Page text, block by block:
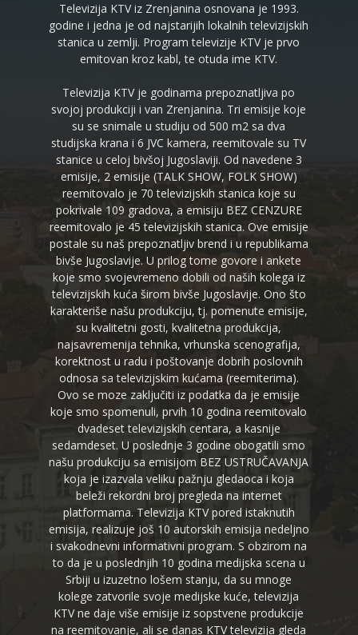
Televizija KTV iz Zrenjanina osnovana je 1993.
godine i jedna je od najstarijih lokalnih televizijskih
stanica u zemlji. Program televizije KTV je prvo
emitovan kroz kabl, te otuda ime KTV.
Televizija KTV je godinama prepoznatljiva po
svojoj produkciji i van Zrenjanina. Tri emisije koje
su se snimale u studiju od 500 m2 sa dva
studijska krana i 6 JVC kamera, reemitovale su TV
stanice u celoj bivšoj Jugoslaviji. Od navedene 3
emisije, 2 emisije (TALK SHOW, FOLK SHOW)
reemitovalo je 70 televizijskih stanica koje su
pokrivale 109 gradova, a emisiju BEZ CENZURE
reemitovalo je 45 televizijskih stanica. Ove emisije
postale su naš prepoznatljiv brend i u republikama
bivše Jugoslavije. U prilog tome govore i ankete
koje smo svojevremeno dobili od naših kolega iz
televizijskih kuća širom bivše Jugoslavije. Ono što
karakteriše našu produkciju, tj. pomenute emisije,
su kvalitetni gosti, kvalitetna produkcija,
najsavremenija tehnika, vrhunska scenografija,
korektnost u radu i poštovanje dobrih poslovnih
odnosa sa televizijskim kućama (reemiterima).
Ovo se moze zaključiti iz podatka da je emisije
koje smo spomenuli, prvih 10 godina reemitovalo
dvadeset televizijskih centara, a kasnije
sedamdeset. U poslednje 3 godine obogatili smo
našu produkciju sa emisijom BEZ USTRUČAVANJA
koja je izazvala veliku pažnju gledaoca i koja
beleži rekordni broj pregleda na internet
platformama. Televizija KTV pored istaknutih
emisija, realizuje još 10 autorskih emisija nedeljno
i svakodnevni informativni program. S obzirom na
to da je u poslednjih 10 godina medijska scena u
Srbiji u izuzetno lošem stanju, da su mnoge
kolege zatvorile svoje medijske kuće, televizija
KTV ne daje više emisije iz sopstvene produkcije
na reemitovanje, ali se danas KTV televizija gleda